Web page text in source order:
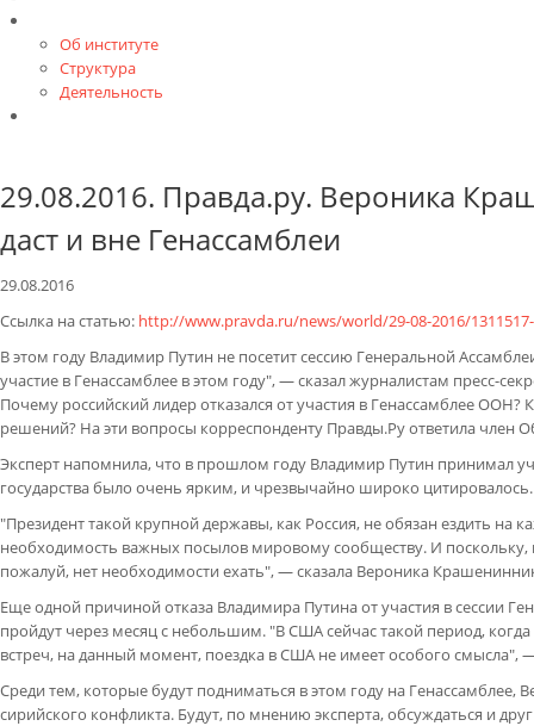
Об институте
Структура
Деятельность
29.08.2016. Правда.ру. Вероника
даст и вне Генассамблеи
29.08.2016
Ссылка на статью: http://www.pravda.ru/news/world/29-08-2016/
В этом году Владимир Путин не посетит сессию Генеральной
участие в Генассамблее в этом году", — сказал журналистам пресс-
Почему российский лидер отказался от участия в Генассамблее
решений? На эти вопросы корреспонденту Правды.Ру ответила член
Эксперт напомнила, что в прошлом году Владимир Путин принимал
государства было очень ярким, и чрезвычайно широко цитировалось.
"Президент такой крупной державы, как Россия, не обязан ездить
необходимость важных посылов мировому сообществу. И
пожалуй, нет необходимости ехать", — сказала Вероника
Еще одной причиной отказа Владимира Путина от участия в сессии
пройдут через месяц с небольшим. "В США сейчас такой период,
встреч, на данный момент, поездка в США не имеет особого смысла",
Среди тем, которые будут подниматься в этом году на
сирийского конфликта. Будут, по мнению эксперта, обсуждаться и